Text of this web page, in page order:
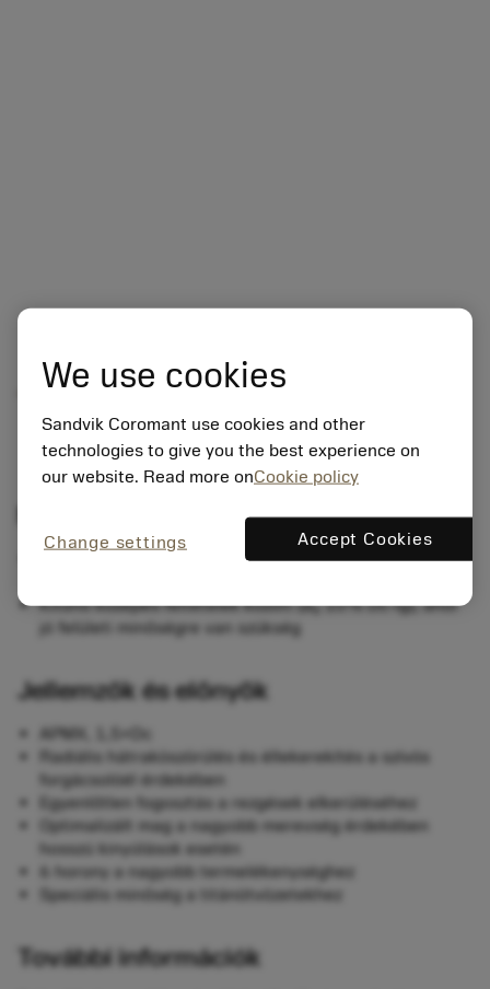
Első számú választás nagy előtolású oldalmaráshoz
Kitűnő közepes feltételek között (ae10% Dc-ig), ahol
jó felületi minőségre van szükség
Jellemzők és előnyök
APMX, 1,5×Dc
Radiális hátraköszörülés és éllekerekítés a szívós
forgácsolóél érdekében
Egyenlőtlen fogosztás a rezgések elkerüléséhez
Optimalizált mag a nagyobb merevség érdekében
hosszú kinyúlások esetén
6 horony a nagyobb termelékenységhez
Speciális minőség a titánötvözetekhez
További információk
We use cookies
Sandvik Coromant use cookies and other
technologies to give you the best experience on
our website. Read more onCookie policy
Change settings Accept Cookies